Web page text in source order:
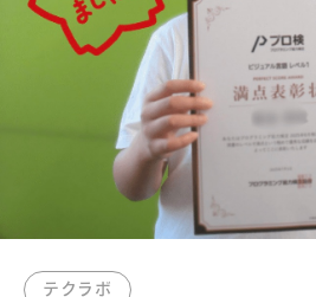
生徒・保護者の声
スタッフ紹介
テクラボ